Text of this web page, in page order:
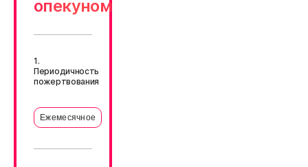
опекуном
1.
Периодичность
пожертвования
Ежемесячное